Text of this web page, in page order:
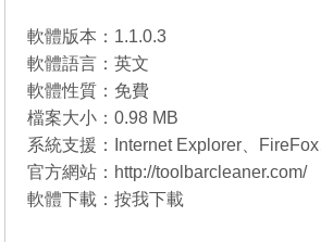
軟體版本：1.1.0.3
軟體語言：英文
軟體性質：免費
檔案大小：0.98 MB
系統支援：Internet Explorer、
官方網站： http://toolbarcleaner.com/
軟體下載：按我下載